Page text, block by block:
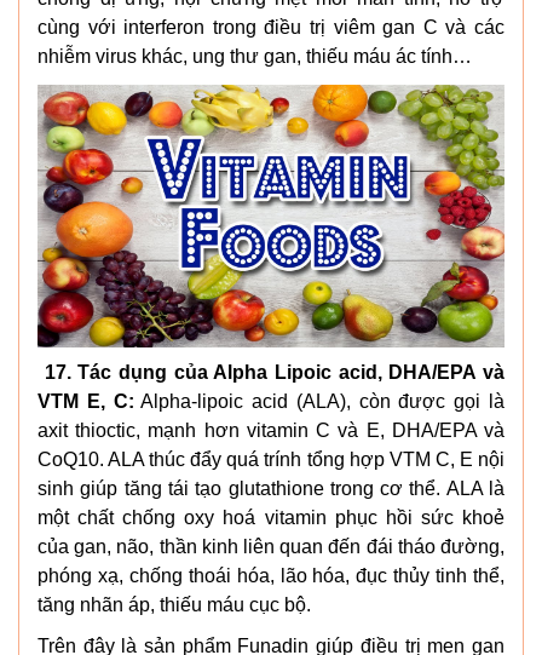
cùng với interferon trong điều trị viêm gan C và các
nhiễm virus khác, ung thư gan, thiếu máu ác tính…
17. Tác dụng của Alpha Lipoic acid, DHA/EPA và
VTM E, C: Alpha-lipoic acid (ALA), còn được gọi là
axit thioctic, mạnh hơn vitamin C và E, DHA/EPA và
CoQ10. ALA thúc đẩy quá trính tổng hợp VTM C, E nội
sinh giúp tăng tái tạo glutathione trong cơ thể. ALA là
một chất chống oxy hoá vitamin phục hồi sức khoẻ
của gan, não, thần kinh liên quan đến đái tháo đường,
phóng xạ, chống thoái hóa, lão hóa, đục thủy tinh thể,
tăng nhãn áp, thiếu máu cục bộ.
Trên đây là sản phẩm Funadin giúp điều trị men gan